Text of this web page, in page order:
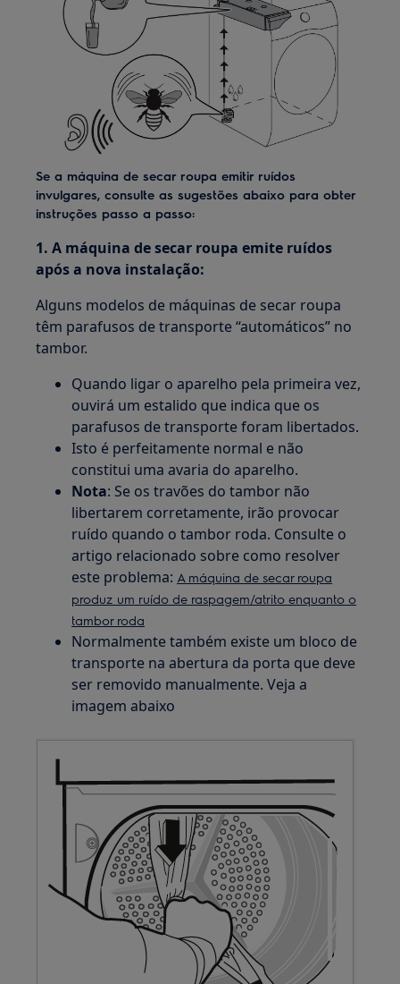
Se a máquina de secar roupa emitir ruídos
invulgares, consulte as sugestões abaixo para obter
instruções passo a passo:
1. A máquina de secar roupa emite ruídos
após a nova instalação:
Alguns modelos de máquinas de secar roupa
têm parafusos de transporte “automáticos” no
tambor.
Quando ligar o aparelho pela primeira vez,
ouvirá um estalido que indica que os
parafusos de transporte foram libertados.
Isto é perfeitamente normal e não
constitui uma avaria do aparelho.
Nota: Se os travões do tambor não
libertarem corretamente, irão provocar
ruído quando o tambor roda. Consulte o
artigo relacionado sobre como resolver
este problema: A máquina de secar roupa
produz um ruído de raspagem/atrito enquanto o
tambor roda
Normalmente também existe um bloco de
transporte na abertura da porta que deve
ser removido manualmente. Veja a
imagem abaixo